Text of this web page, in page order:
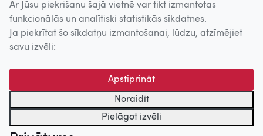
Uz augšu
© 2026 Nacionālais Kino centrs, Kultūras informācijas sistēmu
centrs. Sadarbības partneris: Latvijas Valsts
kinofotofonodokumentu arhīvs.
Ar Jūsu piekrišanu šajā vietnē var tikt izmantotas
funkcionālās un analītiski statistikās sīkdatnes.
Ja piekrītat šo sīkdatņu izmantošanai, lūdzu, atzīmējiet
savu izvēli:
Apstiprināt
Noraidīt
Pielāgot izvēli